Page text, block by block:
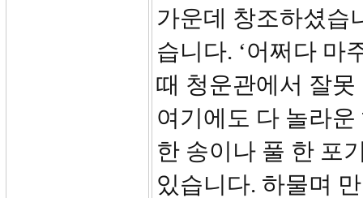
가운데 창조하셨습
습니다. ‘어쩌다 마
때 청운관에서 잘
여기에도 다 놀라
한 송이나 풀 한 포
있습니다. 하물며